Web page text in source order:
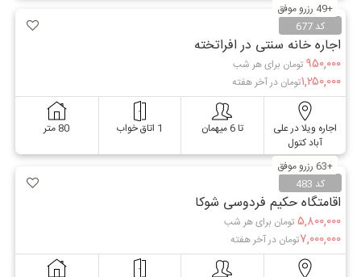
کد 677
+49 رزرو موفق
اجاره خانه سنتی در افراتخته
۹۵۰,۰۰۰ تومان برای هر شب
۱,۲۵۰,۰۰۰تومان در آخر هفته
اجاره ویلا در علی
آباد کتول
تا 6 میهمان 1 اتاق خواب 80 متر
کد 483
+63 رزرو موفق
اقامتگاه حکیم فردوسی شوکا
۵,۸۰۰,۰۰۰ تومان برای هر شب
۷,۰۰۰,۰۰۰تومان در آخر هفته